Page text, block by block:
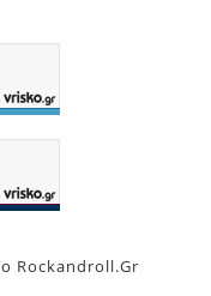
Rockandroll.gr